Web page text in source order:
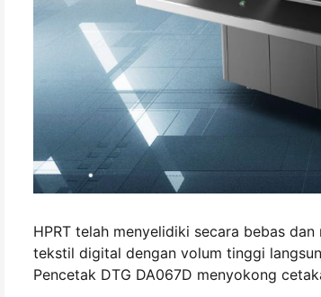
HPRT telah menyelidiki secara bebas
tekstil digital dengan volum tinggi
Pencetak DTG DA067D menyokong